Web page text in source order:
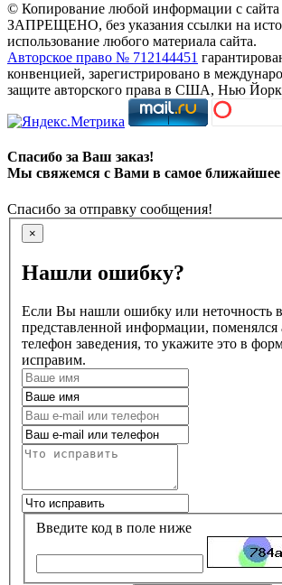
© Копирование любой информации с
ЗАПРЕЩЕНО, без указания ссылки на
использование любого материала сайта.
Авторское право № 712144451
конвенцией, зарегистрировано в
защите авторского права в США, Нью
Спасибо за Ваш заказ!
Мы свяжемся с Вами в самое
Спасибо за отправку сообщения!
×
Нашли ошибку?
Если Вы нашли ошибку или неточность в
представленной информации, поменялся
телефон заведения, то укажите это в
исправим.
Введите код в поле ниже